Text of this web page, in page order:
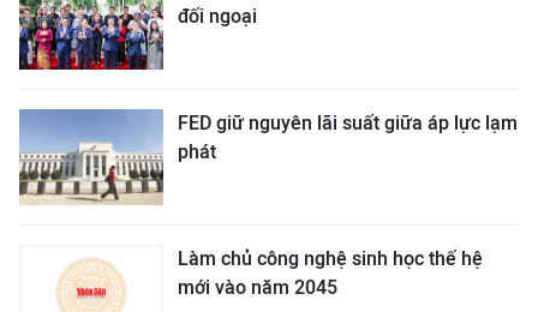
đối ngoại
FED giữ nguyên lãi suất giữa áp lực lạm
phát
Làm chủ công nghệ sinh học thế hệ
mới vào năm 2045